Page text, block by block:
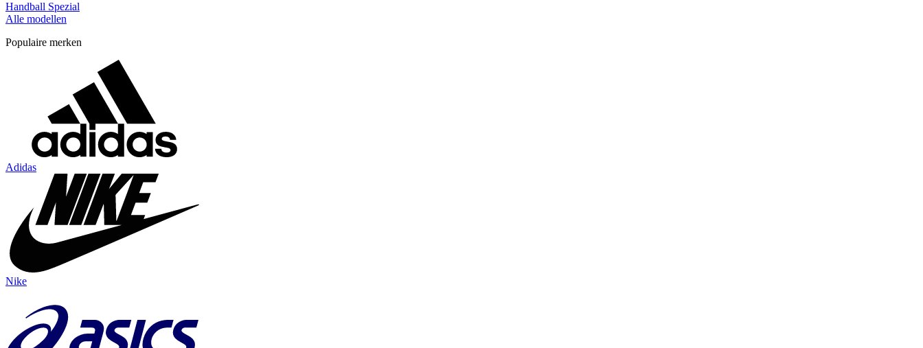
Handball Spezial
Alle modellen
Populaire merken
Adidas
Nike